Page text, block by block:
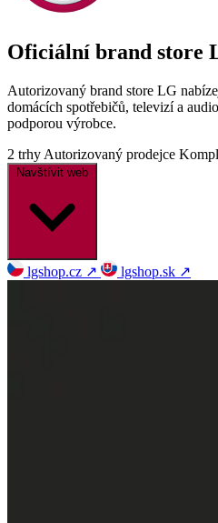
Oficiální brand store
Autorizovaný brand store LG
domácích spotřebičů, televizí a
podporou výrobce.
2 trhy Autorizovaný prodejce
lgshop.cz ↗ lgshop.sk ↗